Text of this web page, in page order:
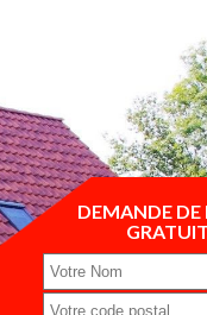
DEMANDE DE
GRATUIT